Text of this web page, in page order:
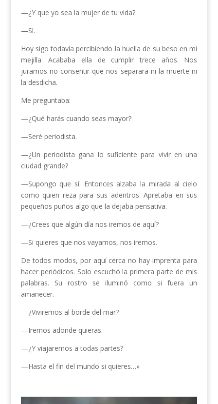
—¿Y que yo sea la mujer de tu vida?
—Sí.
Hoy sigo todavía percibiendo la huella de su beso en mi
mejilla. Acababa ella de cumplir trece años. Nos
juramos no consentir que nos separara ni la muerte ni
la desdicha.
Me preguntaba:
—¿Qué harás cuando seas mayor?
—Seré periodista.
—¿Un periodista gana lo suficiente para vivir en una
ciudad grande?
—Supongo que sí. Entonces alzaba la mirada al cielo
como quien reza para sus adentros. Apretaba en sus
pequeños puños algo que la dejaba pensativa.
—¿Crees que algún día nos iremos de aquí?
—Si quieres que nos vayamos, nos iremos.
De todos modos, por aquí cerca no hay imprenta para
hacer periódicos. Solo escuchó la primera parte de mis
palabras. Su rostro se iluminó como si fuera un
amanecer.
—¿Viviremos al borde del mar?
—Iremos adonde quieras.
—¿Y viajaremos a todas partes?
—Hasta el fin del mundo si quieres…»